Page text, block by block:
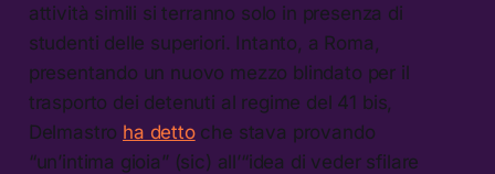
attività simili si terranno solo in presenza di
studenti delle superiori. Intanto, a Roma,
presentando un nuovo mezzo blindato per il
trasporto dei detenuti al regime del 41 bis,
Delmastro ha dettoche stava provando
“un’intima gioia” (sic) all’“idea di veder sfilare